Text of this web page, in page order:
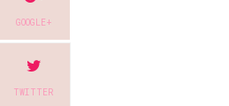
GOOGLE+
TWITTER